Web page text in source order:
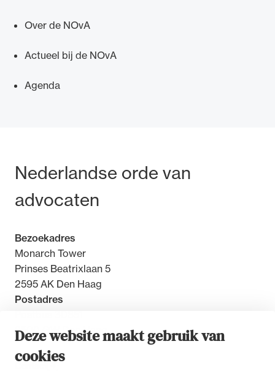
Deze website maakt gebruik van
cookies
Over de NOvA
Actueel bij de NOvA
Agenda
Bezoek- en postadres
Nederlandse orde van
advocaten
Bezoekadres
Monarch Tower
Prinses Beatrixlaan 5
2595 AK Den Haag
Postadres
2500 GW Den Haag
Ondersteuning voor advocaten bij hun
het rechtsgebiedenregister en